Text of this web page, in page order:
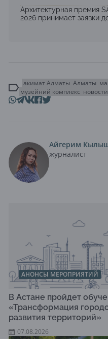
Архитектурная премия
2026 принимает заявки
акимат Алматы Алматы
музейний комплекс
Айгерим
журналист
АНОНСЫ МЕРОПРИЯТИЙ
В Астане пройдет
«Трансформация
развития территорий»
07.08.2026